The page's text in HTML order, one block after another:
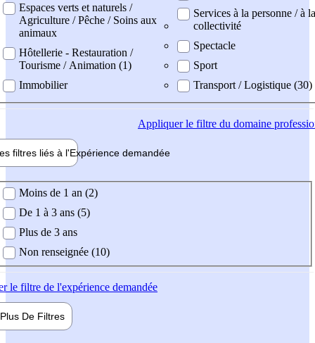
Espaces verts et naturels /
Agriculture / Pêche / Soins aux
animaux
Hôtellerie - Restauration /
Tourisme / Animation (1)
Immobilier
Services à la personne / à la
collectivité
Spectacle
Sport
Transport / Logistique (30)
Appliquerle filtre du domaine
filtres liés à l'Expérience demandée
demandée
Moins de 1 an (2)
De 1 à 3 ans (5)
Plus de 3 ans
Non renseignée (10)
le filtre de l'expérience demandée
Plus De Filtres